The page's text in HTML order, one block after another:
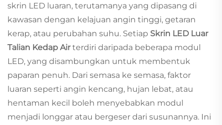
skrin LED luaran, terutamanya yang dipasang di
kawasan dengan kelajuan angin tinggi, getaran
kerap, atau perubahan suhu. Setiap Skrin LED Luar
Talian Kedap Airterdiri daripada beberapa modul
LED, yang disambungkan untuk membentuk
paparan penuh. Dari semasa ke semasa, faktor
luaran seperti angin kencang, hujan lebat, atau
hentaman kecil boleh menyebabkan modul
menjadi longgar atau bergeser dari susunannya. Ini